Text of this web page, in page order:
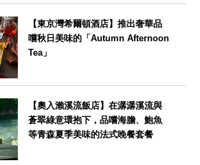
【東京灣希爾頓酒店】推出奢華品
嚐秋日美味的「Autumn Afternoon
Tea」
【奧入瀨溪流飯店】在潺潺溪流與
蒼翠綠意環抱下，品嚐海膽、鮑魚
等青森夏季美味的法式晚餐套餐